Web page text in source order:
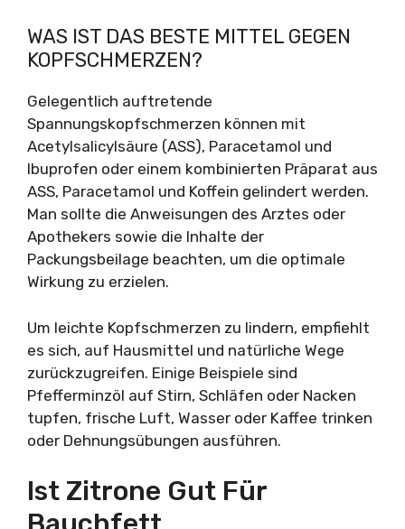
WAS IST DAS BESTE MITTEL GEGEN
KOPFSCHMERZEN?
Gelegentlich auftretende
Spannungskopfschmerzen können mit
Acetylsalicylsäure (ASS), Paracetamol und
Ibuprofen oder einem kombinierten Präparat aus
ASS, Paracetamol und Koffein gelindert werden.
Man sollte die Anweisungen des Arztes oder
Apothekers sowie die Inhalte der
Packungsbeilage beachten, um die optimale
Wirkung zu erzielen.
Um leichte Kopfschmerzen zu lindern, empfiehlt
es sich, auf Hausmittel und natürliche Wege
zurückzugreifen. Einige Beispiele sind
Pfefferminzöl auf Stirn, Schläfen oder Nacken
tupfen, frische Luft, Wasser oder Kaffee trinken
oder Dehnungsübungen ausführen.
Ist Zitrone Gut Für